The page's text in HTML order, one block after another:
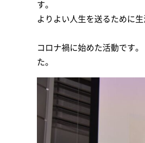
す。
よりよい人生を送るために
コロナ禍に始めた活動です
た。